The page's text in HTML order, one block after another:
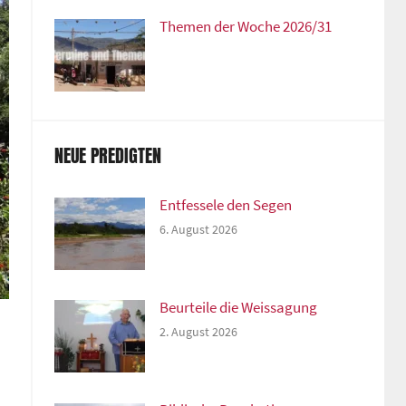
Themen der Woche 2026/31
NEUE PREDIGTEN
Entfessele den Segen
6. August 2026
Beurteile die Weissagung
2. August 2026